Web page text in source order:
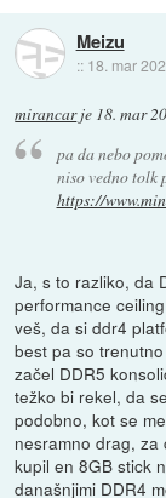
Meizu
:: 18. mar
mirancarje 18. mar
pa da nebo
niso vedno tolk
https://
Ja, s to razliko, da
performance
veš, da si ddr4
best pa so
začel DDR5
težko bi rekel, da
podobno, kot se
nesramno drag,
kupil en 8GB stick
današnjimi DDR4